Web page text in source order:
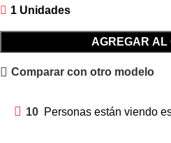
1 Unidades
AGREGAR AL
Comparar con otro modelo
10 Personas están viendo